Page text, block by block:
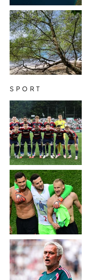
SPORT